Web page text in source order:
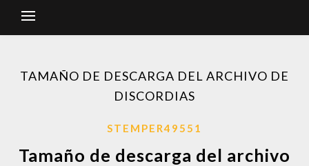
TAMAÑO DE DESCARGA DEL ARCHIVO DE
DISCORDIAS
STEMPER49551
Tamaño de descarga del archivo